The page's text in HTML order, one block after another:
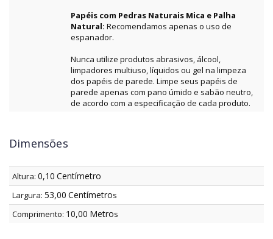
Papéis com Pedras Naturais Mica e Palha
Natural: Recomendamos apenas o uso de
espanador.
Nunca utilize produtos abrasivos, álcool,
limpadores multiuso, líquidos ou gel na limpeza
dos papéis de parede. Limpe seus papéis de
parede apenas com pano úmido e sabão neutro,
de acordo com a especificação de cada produto.
Dimensões
Altura: 0,10 Centímetro
Largura: 53,00 Centímetros
Comprimento: 10,00 Metros